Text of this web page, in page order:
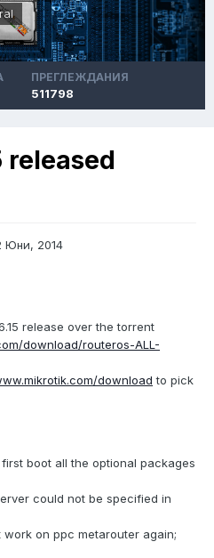
ПРЕГЛЕЖДАНИЯ
511798
released
Юни, 2014
release over the torrent
download/routeros-ALL-
download to pick
boot all the optional packages
could not be specified in
on ppc metarouter again;